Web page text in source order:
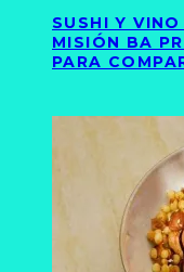
SUSHI Y
MISIÓN BA
PARA